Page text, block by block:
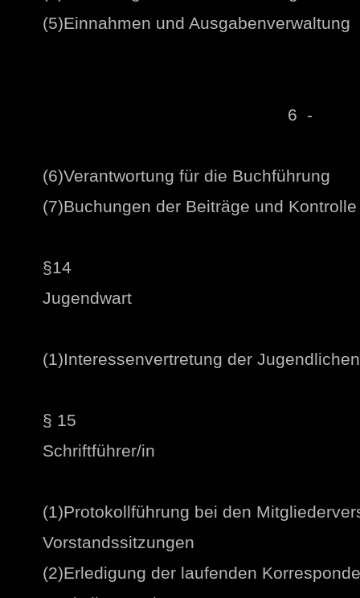
(5)Einnahmen und Ausgabenverwaltung
6 -
(6)Verantwortung für die Buchführung
(7)Buchungen der Beiträge und
§14
Jugendwart
(1)Interessenvertretung der Jugendlichen
§ 15
Schriftführer/in
(1)Protokollführung bei den
Vorstandssitzungen
(2)Erledigung der laufenden